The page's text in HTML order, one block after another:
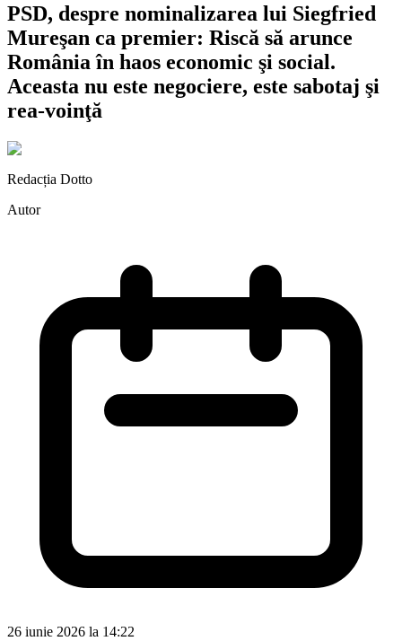
PSD, despre nominalizarea lui Siegfried
Mureşan ca premier: Riscă să arunce
România în haos economic şi social.
Aceasta nu este negociere, este sabotaj şi
rea-voinţă
Redacția Dotto
Autor
26 iunie 2026 la 14:22